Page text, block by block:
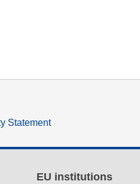
Statement
EU institutions